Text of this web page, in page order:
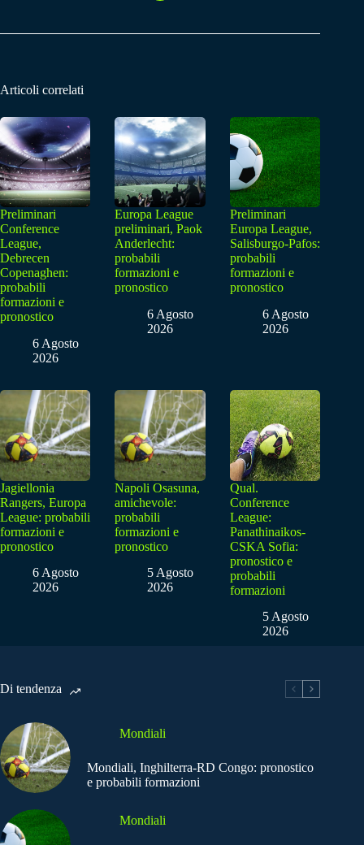
Articoli correlati
Preliminari
Conference
League,
Debrecen
Copenaghen:
probabili
formazioni e
pronostico
6 Agosto
2026
Europa League
preliminari, Paok
Anderlecht:
probabili
formazioni e
pronostico
6 Agosto
2026
Preliminari
Europa League,
Salisburgo-Pafos:
probabili
formazioni e
pronostico
6 Agosto
2026
Jagiellonia
Rangers, Europa
League: probabili
formazioni e
pronostico
6 Agosto
2026
Napoli Osasuna,
amichevole:
probabili
formazioni e
pronostico
5 Agosto
2026
Qual.
Conference
League:
Panathinaikos-
CSKA Sofia:
pronostico e
probabili
formazioni
5 Agosto
2026
Di tendenza
Mondiali
Mondiali, Inghilterra-RD Congo: pronostico
e probabili formazioni
Mondiali